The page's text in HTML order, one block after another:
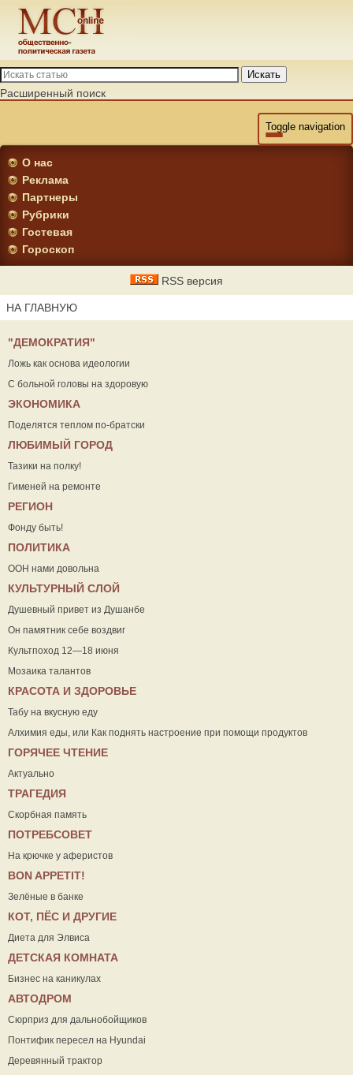
Искать
Расширенный поиск
Toggle navigation
О нас
Реклама
Партнеры
Рубрики
Гостевая
Гороскоп
RSS версия
НА ГЛАВНУЮ
"ДЕМОКРАТИЯ"
Ложь как основа идеологии
С больной головы на здоровую
ЭКОНОМИКА
Поделятся теплом по-братски
ЛЮБИМЫЙ ГОРОД
Тазики на полку!
Гименей на ремонте
РЕГИОН
Фонду быть!
ПОЛИТИКА
ООН нами довольна
КУЛЬТУРНЫЙ СЛОЙ
Душевный привет из Душанбе
Он памятник себе воздвиг
Культпоход 12—18 июня
Мозаика талантов
КРАСОТА И ЗДОРОВЬЕ
Табу на вкусную еду
Алхимия еды, или Как поднять настроение при помощи продуктов
ГОРЯЧЕЕ ЧТЕНИЕ
Актуально
ТРАГЕДИЯ
Скорбная память
ПОТРЕБСОВЕТ
На крючке у аферистов
ВON APPETIT!
Зелёные в банке
КОТ, ПЁС И ДРУГИЕ
Диета для Элвиса
ДЕТСКАЯ КОМНАТА
Бизнес на каникулах
АВТОДРОМ
Сюрприз для дальнобойщиков
Понтифик пересел на Hyundai
Деревянный трактор